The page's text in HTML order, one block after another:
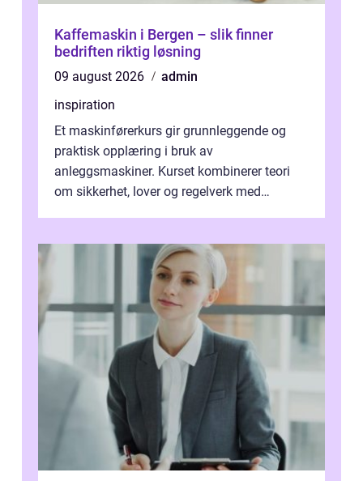
Kaffemaskin i Bergen – slik finner
bedriften riktig løsning
09 august 2026
admin
inspiration
Et maskinførerkurs gir grunnleggende og
praktisk opplæring i bruk av
anleggsmaskiner. Kurset kombinerer teori
om sikkerhet, lover og regelverk med